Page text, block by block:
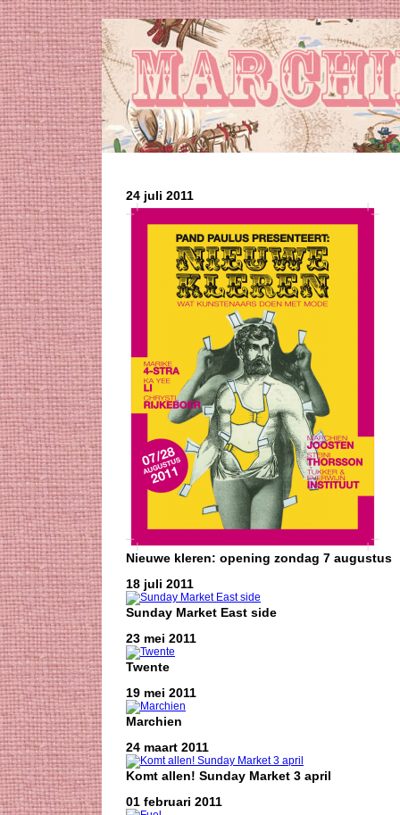
24 juli 2011
Nieuwe kleren: opening zondag 7 augustus
18 juli 2011
Sunday Market East side
23 mei 2011
Twente
19 mei 2011
Marchien
24 maart 2011
Komt allen! Sunday Market 3 april
01 februari 2011